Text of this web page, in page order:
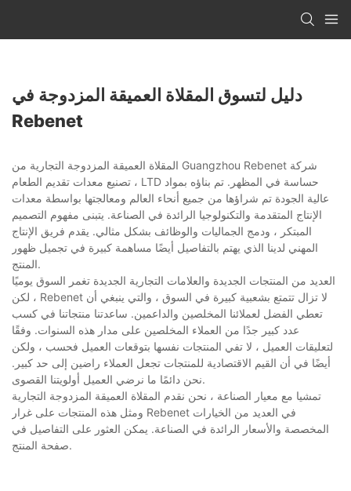
دليل لتسوق المقلاة العميقة المزدوجة في
Rebenet
المقلاة العميقة المزدوجة التجارية من Guangzhou Rebenet شركة
تصنيع معدات تقديم الطعام ، LTD حساسة في المظهر. تم بناؤه بمواد
عالية الجودة تم شراؤها من جميع أنحاء العالم ومعالجتها بواسطة معدات
الإنتاج المتقدمة والتكنولوجيا الرائدة في الصناعة. يتبنى مفهوم التصميم
المبتكر ، ودمج الجماليات والوظائف بشكل مثالي. يقدم فريق الإنتاج
المهني لدينا الذي يهتم بالتفاصيل أيضًا مساهمة كبيرة في تجميل ظهور
المنتج.
العديد من المنتجات الجديدة والعلامات التجارية الجديدة تغمر السوق يوميًا
، لكن Rebenet لا تزال تتمتع بشعبية كبيرة في السوق ، والتي ينبغي أن
تعطي الفضل لعملائنا المخلصين والداعمين. ساعدتنا منتجاتنا في كسب
عدد كبير جدًا من العملاء المخلصين على مدار هذه السنوات. وفقًا
لتعليقات العميل ، لا تفي المنتجات نفسها بتوقعات العميل فحسب ، ولكن
أيضًا في أن القيم الاقتصادية للمنتجات تجعل العملاء راضين إلى حد كبير.
نحن دائمًا ما نرضي العميل أولويتنا القصوى.
تمشيا مع معيار الصناعة ، نحن نقدم المقلاة العميقة المزدوجة التجارية
ومثل هذه المنتجات على غرار Rebenet في العديد من الخيارات
المخصصة والأسعار الرائدة في الصناعة. يمكن العثور على التفاصيل في
صفحة المنتج.